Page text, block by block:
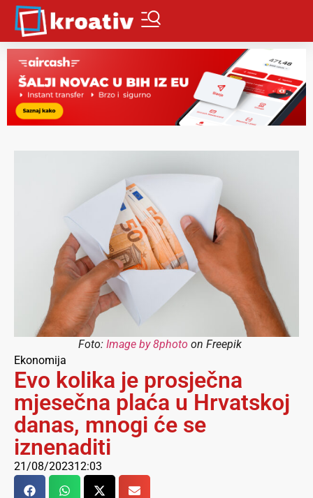
Foto: Image by 8photo on Freepik
Ekonomija
Evo kolika je prosječna
mjesečna plaća u Hrvatskoj
danas, mnogi će se
iznenaditi
21/08/202312:03